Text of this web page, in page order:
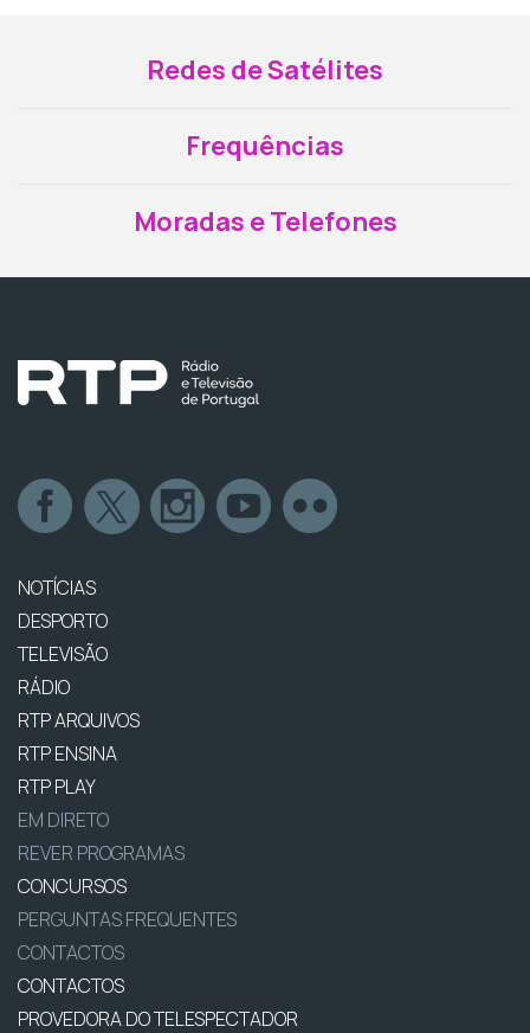
Redes de Satélites
Frequências
Moradas e Telefones
NOTÍCIAS
DESPORTO
TELEVISÃO
RÁDIO
RTP ARQUIVOS
RTP ENSINA
RTP PLAY
EM DIRETO
REVER PROGRAMAS
CONCURSOS
PERGUNTAS FREQUENTES
CONTACTOS
CONTACTOS
PROVEDORA DO TELESPECTADOR